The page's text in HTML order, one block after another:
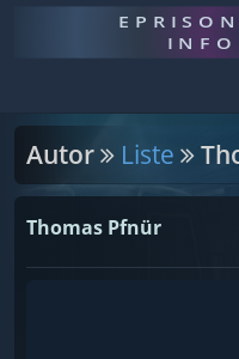
Autor Liste
Thomas Pfnür